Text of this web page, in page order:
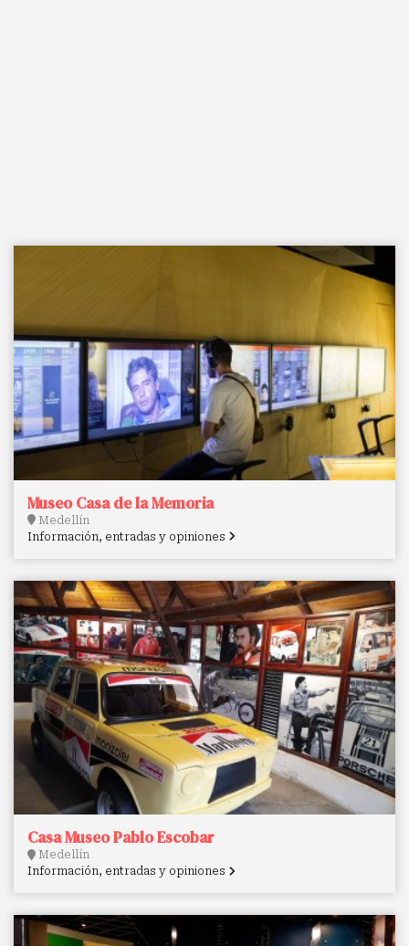
Museo Casa de la Memoria
Medellín
Información, entradas y opiniones
Casa Museo Pablo Escobar
Medellín
Información, entradas y opiniones